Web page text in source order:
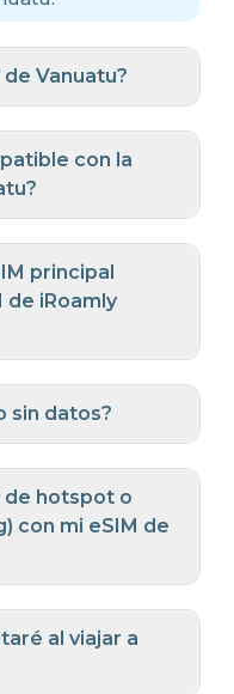
Vanuatu?
con la
principal
de iRoamly
sin datos?
de hotspot o
con mi eSIM de
al viajar a